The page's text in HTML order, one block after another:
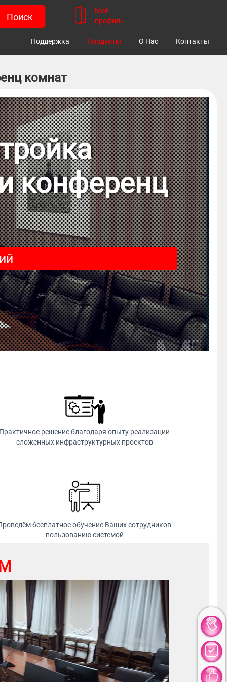
Мой
профиль
Поддержка Продукты О Нас Контакты
комнат
конференц
решение благодаря опыту реализации
сложенных инфраструктурных проектов
бесплатное обучение Ваших сотрудников
пользованию системой